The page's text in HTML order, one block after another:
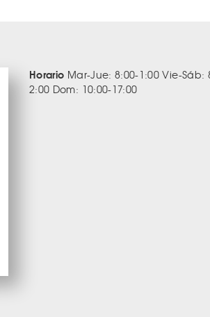
Horario Mar-Jue: 8:00-1:00 Vie-Sáb:
2:00 Dom: 10:00-17:00